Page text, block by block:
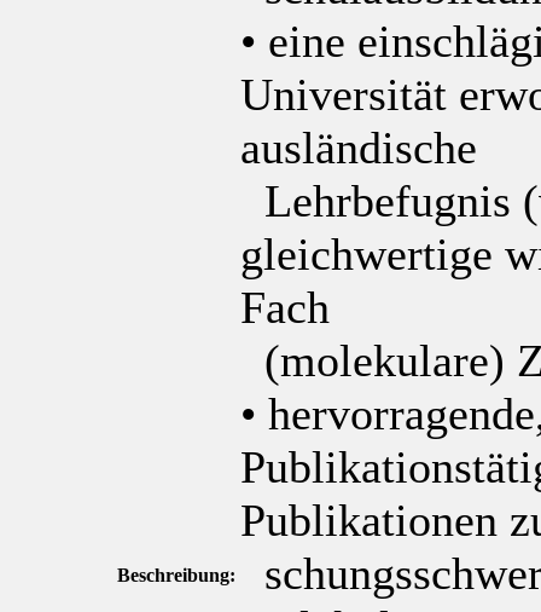
Beschreibung:
• eine
Universität
ausländische
Lehrbefugnis
gleichwertige
Fach
(molekulare)
•
Publikationen